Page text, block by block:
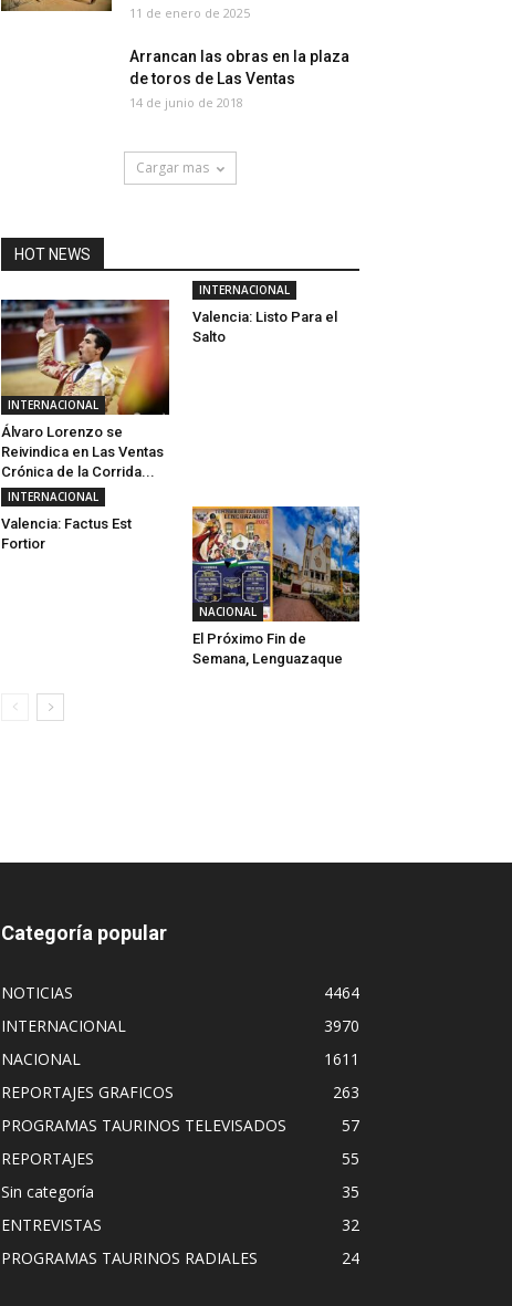
11 de enero de 2025
Arrancan las obras en la plaza
de toros de Las Ventas
14 de junio de 2018
Cargar mas
HOT NEWS
INTERNACIONAL
Álvaro Lorenzo se
Reivindica en Las Ventas
Crónica de la Corrida...
INTERNACIONAL
Valencia: Listo Para el
Salto
INTERNACIONAL
Valencia: Factus Est
Fortior
NACIONAL
El Próximo Fin de
Semana, Lenguazaque
Categoría popular
NOTICIAS
4464
INTERNACIONAL
3970
NACIONAL
1611
REPORTAJES GRAFICOS
263
PROGRAMAS TAURINOS TELEVISADOS
57
REPORTAJES
55
Sin categoría
35
ENTREVISTAS
32
PROGRAMAS TAURINOS RADIALES
24